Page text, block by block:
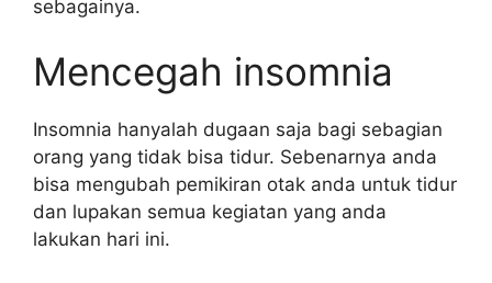
sebagainya.
Mencegah insomnia
Insomnia hanyalah dugaan saja bagi sebagian
orang yang tidak bisa tidur. Sebenarnya anda
bisa mengubah pemikiran otak anda untuk tidur
dan lupakan semua kegiatan yang anda
lakukan hari ini.